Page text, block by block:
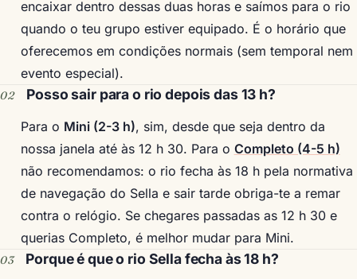
encaixar dentro dessas duas horas e saímos para o rio
quando o teu grupo estiver equipado. É o horário que
oferecemos em condições normais (sem temporal nem
evento especial).
Posso sair para o rio depois das 13 h?
Para o Mini (2-3 h), sim, desde que seja dentro da
nossa janela até às 12 h 30. Para o Completo (4-5 h)
não recomendamos: o rio fecha às 18 h pela normativa
de navegação do Sella e sair tarde obriga-te a remar
contra o relógio. Se chegares passadas as 12 h 30 e
querias Completo, é melhor mudar para Mini.
Porque é que o rio Sella fecha às 18 h?